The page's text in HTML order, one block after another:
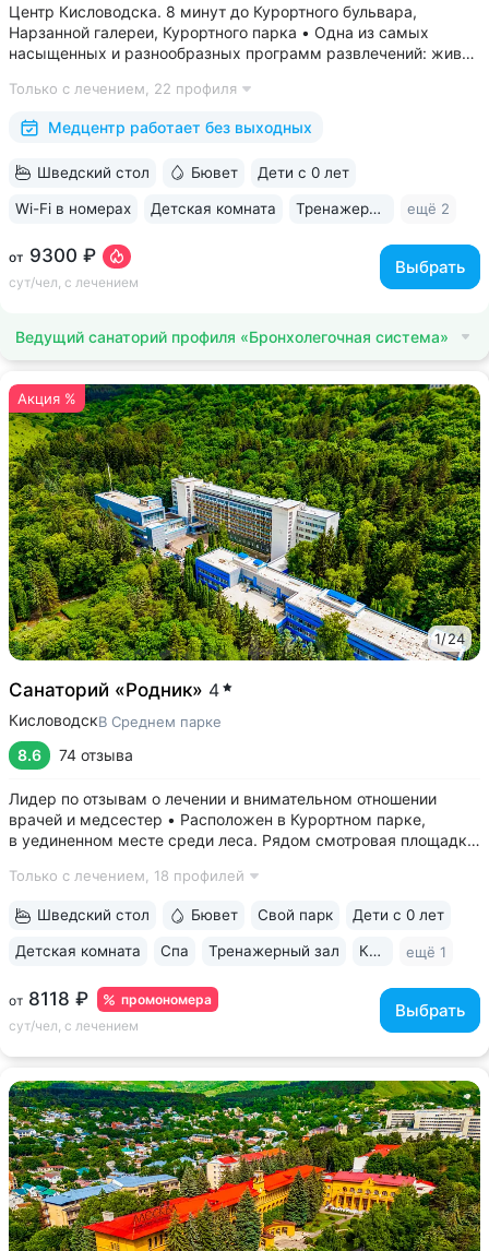
Центр Кисловодска. 8 минут до Курортного бульвара,
Нарзанной галереи, Курортного парка • Одна из самых
насыщенных и разнообразных программ развлечений: живая
стендап, мастер-классы по рисованию «эбру» и танцам
(бачата, восточные танцы)....
Только с лечением, 22 профиля
Медцентр работает без выходных
от 9300 ₽
сут/чел, с лечением
Выбрать
Шведский стол Бювет Дети с 0 лет
Wi-Fi в номерах Детская комната Тренажерный зал ещё 2
Ведущий санаторий профиля «Бронхолегочная система»
Акция %
1/24
Санаторий «Родник» 4
КисловодскВ Среднем парке
8.6 74 отзыва
Лидер по отзывам о лечении и внимательном отношении
врачей и медсестер • Расположен в Курортном парке,
в уединенном месте среди леса. Рядом смотровая площадка.
пение птиц • Удобный выход в Нижний и Верхний парки:
Только с лечением, 18 профилей
промономера
от 8118 ₽
сут/чел, с лечением
Выбрать
Шведский стол Бювет Свой парк Дети с 0 лет
Детская комната Спа Тренажерный зал Караоке ещё 1